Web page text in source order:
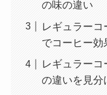
の味の違い
レギュラー
でコーヒー効
レギュラー
の違いを見分